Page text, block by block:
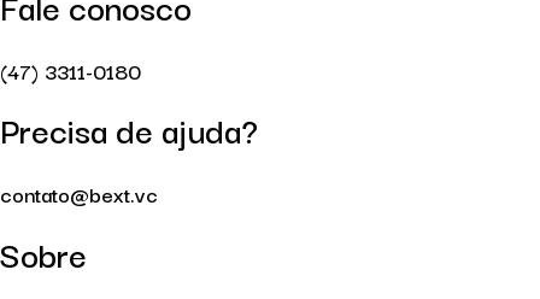
(47) 3311-0180
Precisa de ajuda?
contato@bext.vc
Sobre